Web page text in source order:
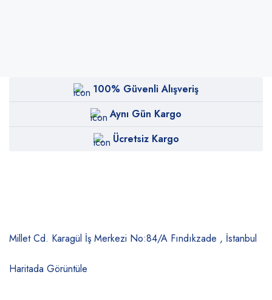
100% Güvenli Alışveriş
Aynı Gün Kargo
Ücretsiz Kargo
Millet Cd. Karagül İş Merkezi No:84/A Fındıkzade , İstanbul
Haritada Görüntüle